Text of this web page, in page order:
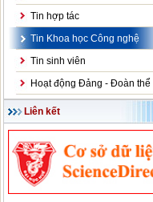
Tin hợp tác
Tin Khoa học Công nghệ
Tin sinh viên
Hoạt động Đảng - Đoàn thể
Liên kết